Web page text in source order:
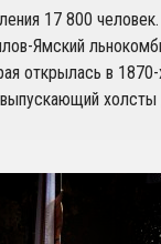
17 800
Ямский
открылась в
холсты